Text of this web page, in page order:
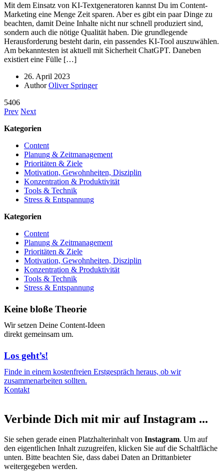
Mit dem Einsatz von KI-Textgeneratoren kannst Du im Content-
Marketing eine Menge Zeit sparen. Aber es gibt ein paar Dinge zu
beachten, damit Deine Inhalte nicht nur schnell produziert sind,
sondern auch die nötige Qualität haben. Die grundlegende
Herausforderung besteht darin, ein passendes KI-Tool auszuwählen.
Am bekanntesten ist aktuell mit Sicherheit ChatGPT. Daneben
existiert eine Fülle […]
26. April 2023
AuthorOliver Springer
5406
Prev Next
Kategorien
Content
Planung & Zeitmanagement
Prioritäten & Ziele
Motivation, Gewohnheiten, Disziplin
Konzentration & Produktivität
Tools & Technik
Stress & Entspannung
Kategorien
Content
Planung & Zeitmanagement
Prioritäten & Ziele
Motivation, Gewohnheiten, Disziplin
Konzentration & Produktivität
Tools & Technik
Stress & Entspannung
Keine bloße Theorie
Wir setzen Deine Content-Ideen
direkt gemeinsam um.
Los geht’s!
Finde in einem kostenfreien Erstgespräch heraus, ob wir
zusammenarbeiten sollten.
Kontakt
Verbinde Dich mit mir auf Instagram ...
Sie sehen gerade einen Platzhalterinhalt von Instagram. Um auf
den eigentlichen Inhalt zuzugreifen, klicken Sie auf die Schaltfläche
unten. Bitte beachten Sie, dass dabei Daten an Drittanbieter
weitergegeben werden.